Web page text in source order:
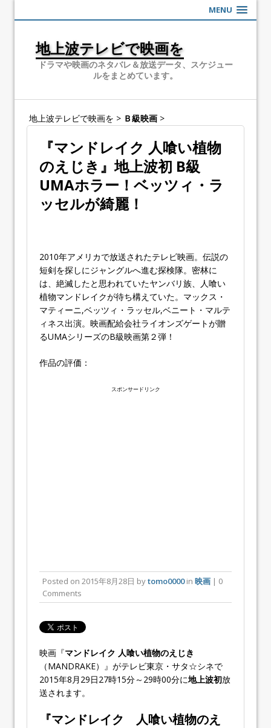
MENU
地上波テレビで映画を
ドラマや映画のネタバレ＆放送データ、スケジュー
ルをまとめています。
地上波テレビで映画を > Ｂ級映画 >
『マンドレイク 人喰い植物
のえじき』地上波初 B級
UMAホラー！ベッツィ・ラ
ッセルが綺麗！
2010年アメリカで放送されたテレビ映画。伝説の
短剣を探しにジャングルへ進む探検隊。密林に
は、絶滅したと思われていたヤンバリ族、人喰い
植物マンドレイクが待ち構えていた。マックス・
マティーニ,ベッツィ・ラッセル,ベニート・マルテ
ィネス出演。映画配給会社ライオンズゲートが贈
るUMAシリーズのB級映画第２弾！
作品の評価：
スポンサードリンク
Posted on 2015年8月28日 bytomo0000in 映画 | 0
Comments
映画『マンドレイク 人喰い植物のえじき
（MANDRAKE）』がテレビ東京・サタ☆シネで
2015年8月29日27時15分～29時00分に地上波初放
送されます。
『マンドレイク 人喰い植物のえ